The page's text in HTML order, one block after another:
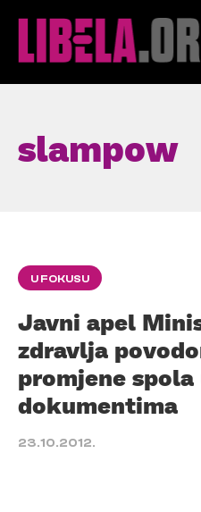
slampow
U FOKUSU
Javni apel
zdravlja
promjene spola
dokumentima
23.10.2012.